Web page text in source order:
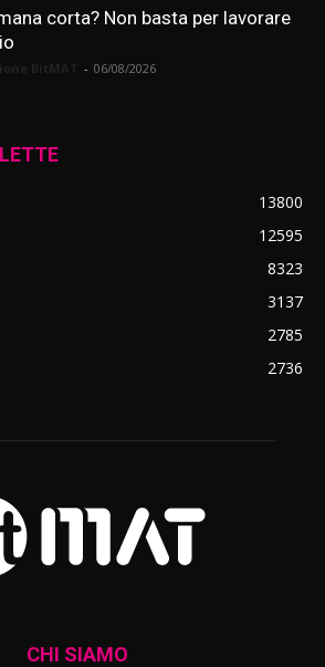
corta? Non basta per lavorare
- 06/08/2026
13800
12595
8323
3137
2785
2736
CHI SIAMO